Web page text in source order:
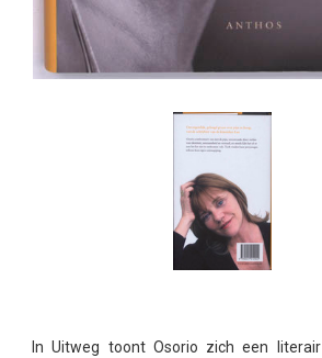
In Uitweg toont Osorio zich een